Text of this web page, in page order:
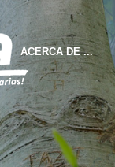
ACERCA DE ...